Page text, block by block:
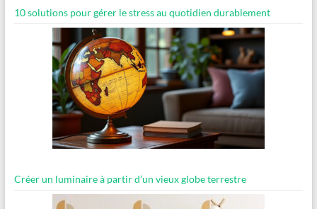
10 solutions pour gérer le stress au quotidien durablement
Créer un luminaire à partir d’un vieux globe terrestre